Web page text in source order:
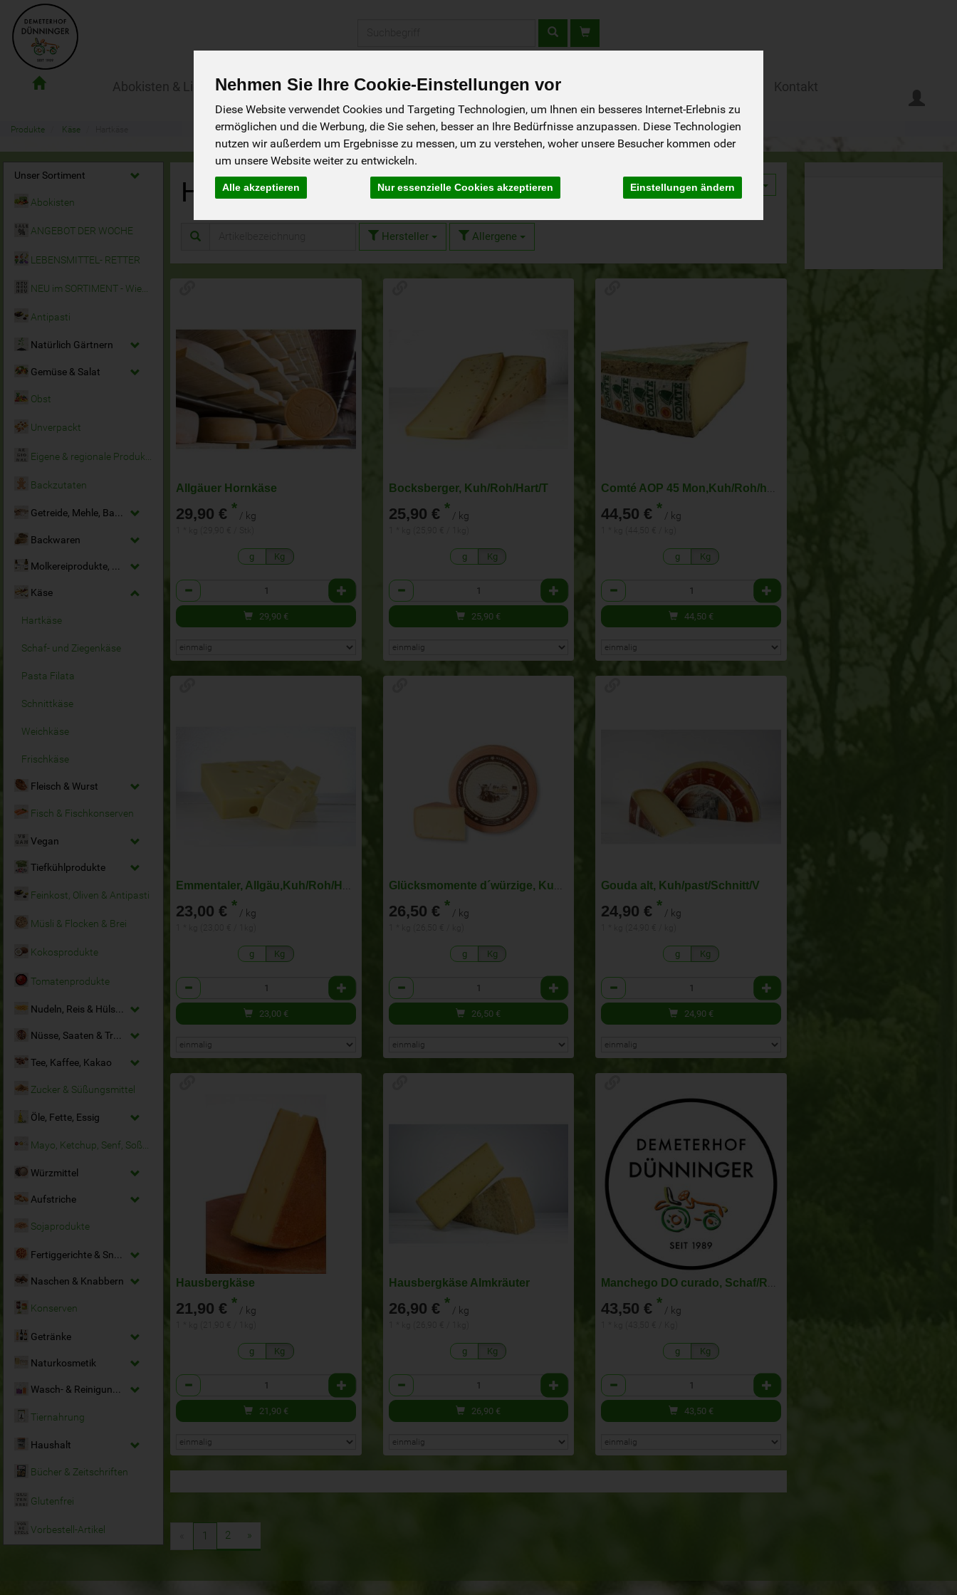
Nehmen Sie Ihre Cookie-Einstellungen vor
Diese Website verwendet Cookies und Targeting Technologien, um Ihnen ein besseres Internet-Erlebnis zu
ermöglichen und die Werbung, die Sie sehen, besser an Ihre Bedürfnisse anzupassen. Diese Technologien
nutzen wir außerdem um Ergebnisse zu messen, um zu verstehen, woher unsere Besucher kommen oder
um unsere Website weiter zu entwickeln.
Alle akzeptieren Nur essenzielle Cookies akzeptieren Einstellungen ändern
Lieferdienst
Abokisten & Lieferservice Der Hofladen Rezepte Wir über uns Aus der Region Kontakt
Produkte Käse
Unser Sortiment
Abokisten
ANGEBOT DER WOCHE
LEBENSMITTEL- RETTER
Antipasti
Natürlich Gärtnern
Gemüse & Salat
Obst
Unverpackt
Backzutaten
Getreide, Mehle, Backmittel
Backwaren
Molkereiprodukte, Milchersatz & Eier
Käse
Hartkäse
Schaf- und Ziegenkäse
Pasta Filata
Schnittkäse
Weichkäse
Frischkäse
Fleisch & Wurst
Fisch & Fischkonserven
Vegan
Tiefkühlprodukte
Feinkost, Oliven & Antipasti
Müsli & Flocken & Brei
Kokosprodukte
Tomatenprodukte
Nudeln, Reis & Hülsenfrüchte
Nüsse, Saaten & Trockenfrüchte
Tee, Kaffee, Kakao
Zucker & Süßungsmittel
Öle, Fette, Essig
Würzmittel
Aufstriche
Sojaprodukte
Fertiggerichte & Snacks
Naschen & Knabbern
Konserven
Getränke
Naturkosmetik
Wasch- & Reinigungsmittel
Tiernahrung
Haushalt
Bücher & Zeitschriften
Glutenfrei
Vorbestell-Artikel
Hartkäse
Hersteller Allergene
Allgäuer Hornkäse
29,90 € * / kg
g Kg
Anzahl
29,90 €
Bocksberger, Kuh/Roh/Hart/T
25,90 € * / kg
g Kg
Anzahl
25,90 €
44,50 € * / kg
g Kg
Anzahl
44,50 €
23,00 € * / kg
g Kg
Anzahl
23,00 €
26,50 € * / kg
g Kg
Anzahl
26,50 €
Gouda alt, Kuh/past/Schnitt/V
24,90 € * / kg
g Kg
Anzahl
24,90 €
Hausbergkäse
21,90 € * / kg
g Kg
Anzahl
21,90 €
Hausbergkäse Almkräuter
26,90 € * / kg
g Kg
Anzahl
26,90 €
43,50 € * / kg
g Kg
Anzahl
43,50 €
1 2 »